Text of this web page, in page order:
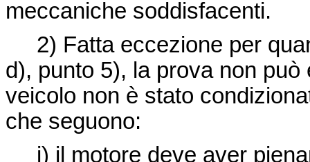
meccaniche soddisfacenti.
2) Fatta eccezione per
d), punto 5), la prova non
veicolo non è stato
che seguono:
i) il motore deve aver